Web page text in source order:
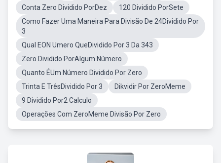
Conta Zero Dividido PorDez
120 Dividido PorSete
Como Fazer Uma Maneira Para Divisão De 24Dividido Por
3
Qual EON Umero QueDividido Por 3 Da 343
Zero Dividido PorAlgum Número
Quanto ÉUm Número Dividido Por Zero
Trinta E TrêsDividido Por 3
Dikvidir Por ZeroMeme
9 Dividido Por2 Calculo
Operações Com ZeroMeme Divisão Por Zero